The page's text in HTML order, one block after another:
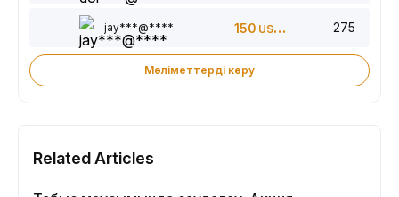
jay***@**** 150 USDT 275
Мәліметтерді көру
Related Articles